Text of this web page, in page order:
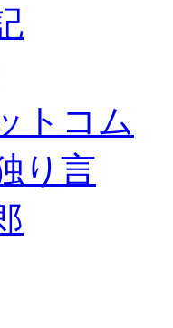
トコム
り言